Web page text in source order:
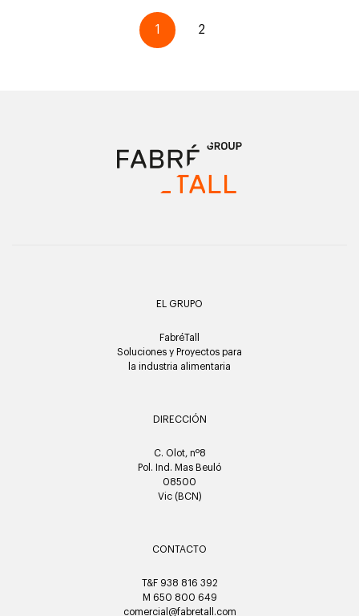
1 2
EL GRUPO
FabréTall
Soluciones y Proyectos para
la industria alimentaria
DIRECCIÓN
C. Olot, nº8
Pol. Ind. Mas Beuló
08500
Vic (BCN)
CONTACTO
T&F 938 816 392
M 650 800 649
comercial@fabretall.com